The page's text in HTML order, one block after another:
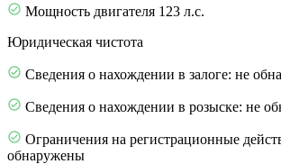
Мощность двигателя 123 л.с.
Юридическая чистота
Сведения о нахождении в залоге: не
Сведения о нахождении в розыске: не
Ограничения на регистрационные
обнаружены